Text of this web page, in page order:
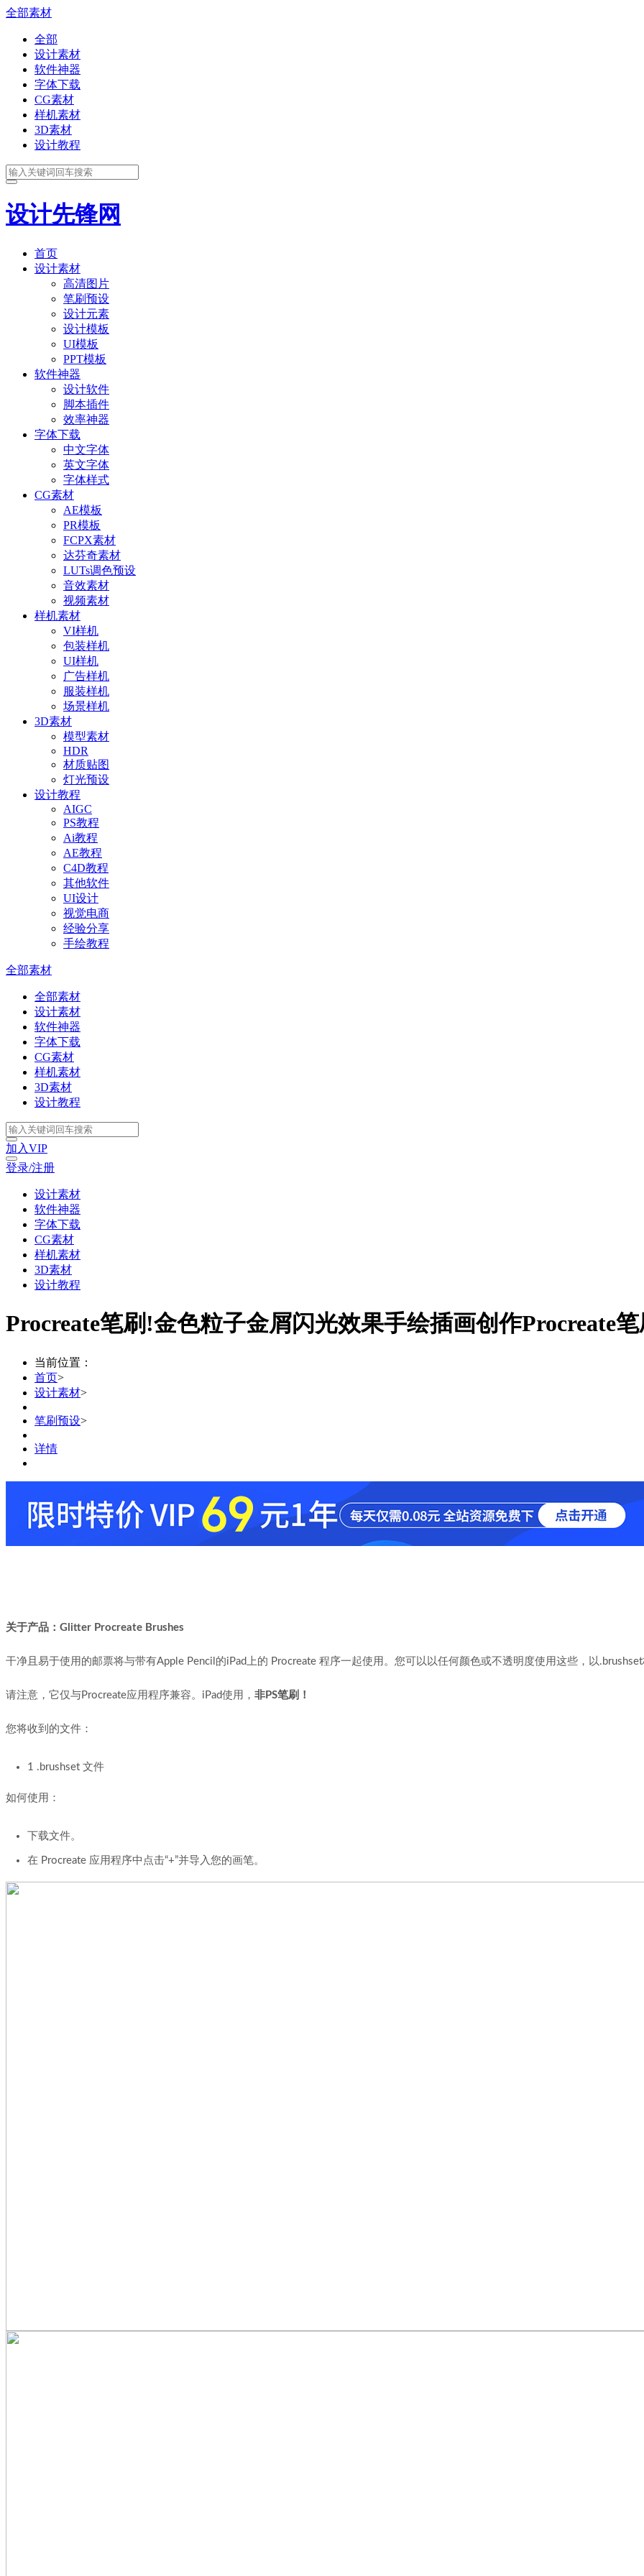
全部素材
全部
设计素材
软件神器
字体下载
CG素材
样机素材
3D素材
设计教程
设计先锋网
首页
设计素材
高清图片
笔刷预设
设计元素
设计模板
UI模板
PPT模板
软件神器
设计软件
脚本插件
效率神器
字体下载
中文字体
英文字体
字体样式
CG素材
AE模板
PR模板
FCPX素材
达芬奇素材
LUTs调色预设
音效素材
视频素材
样机素材
VI样机
包装样机
UI样机
广告样机
服装样机
场景样机
3D素材
模型素材
HDR
材质贴图
灯光预设
设计教程
AIGC
PS教程
Ai教程
AE教程
C4D教程
其他软件
UI设计
视觉电商
经验分享
手绘教程
全部素材
全部素材
设计素材
软件神器
字体下载
CG素材
样机素材
3D素材
设计教程
加入VIP
登录/注册
设计素材
软件神器
字体下载
CG素材
样机素材
3D素材
设计教程
Procreate笔刷!金色粒子金屑闪光效果手绘插画创作Procreate
当前位置：
首页>
设计素材>
笔刷预设>
详情
关于产品：Glitter Procreate Brushes
干净且易于使用的邮票将与带有Apple Pencil的iPad上的 Procreate 程序一起使用。您可以以任何颜色或不透明度使用这些，以
请注意，它仅与Procreate应用程序兼容。iPad使用， 非PS笔刷！
您将收到的文件：
1 .brushset 文件
如何使用：
下载文件。
在 Procreate 应用程序中点击“+”并导入您的画笔。